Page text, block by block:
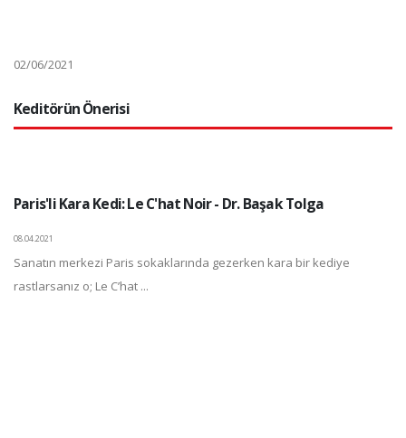
02/06/2021
Keditörün Önerisi
Paris'li Kara Kedi: Le C'hat Noir - Dr. Başak Tolga
08.04.2021
Sanatın merkezi Paris sokaklarında gezerken kara bir kediye
rastlarsanız o; Le C’hat ...